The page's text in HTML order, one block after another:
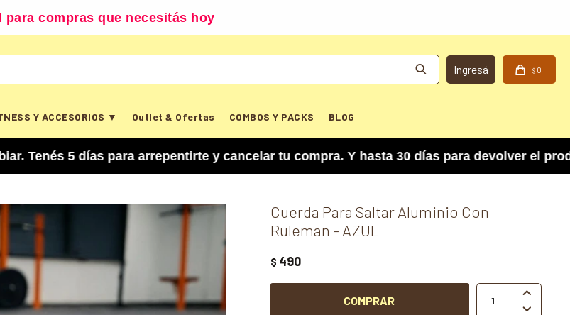
para compras que necesitás hoy
Y ACCESORIOS ▼ Outlet & Ofertas COMBOS Y PACKS BLOG
$ 0
días para arrepentirte y cancelar tu compra. Y hasta 30 días para devolver el
Cuerda Para Saltar Aluminio Con
Ruleman - AZUL
$ 490
COMPRAR

